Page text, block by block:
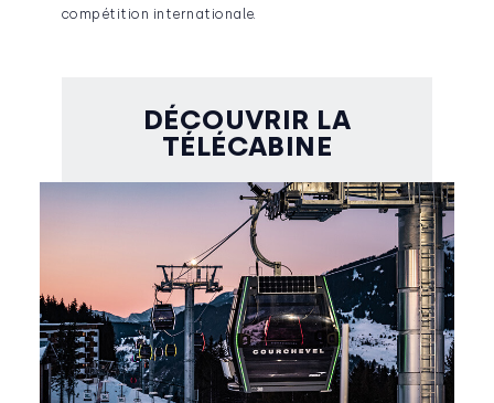
compétition internationale.
DÉCOUVRIR LA
TÉLÉCABINE